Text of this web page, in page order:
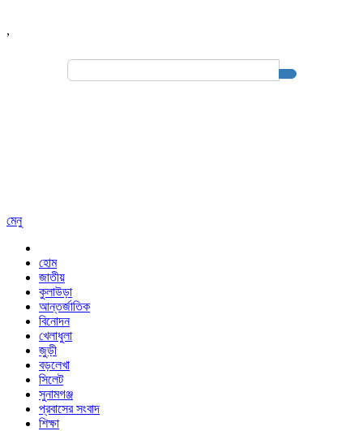
,
Search
মেনু
হোম
জাতীয়
কুলাউড়া
আন্তর্জাতিক
বিনোদন
খেলাধুলা
জুড়ী
বড়লেখা
সিলেট
সুনামগঞ্জ
প্রবাসের সংবাদ
শিক্ষা